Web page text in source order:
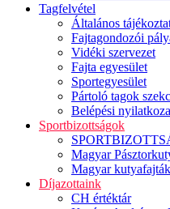
Tagfelvétel
Általános
Fajtagondozói
Vidéki szervezet
Fajta egyesület
Sportegyesület
Pártoló tagok
Belépési
Sportbizottságok
Magyar
Magyar
Díjazottaink
CH értéktár